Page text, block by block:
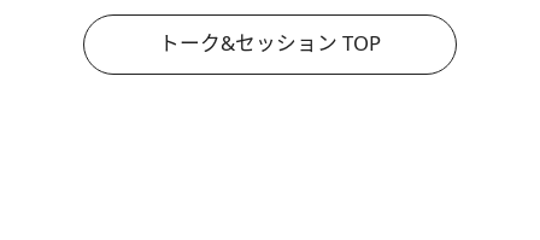
トーク&セッション TOP